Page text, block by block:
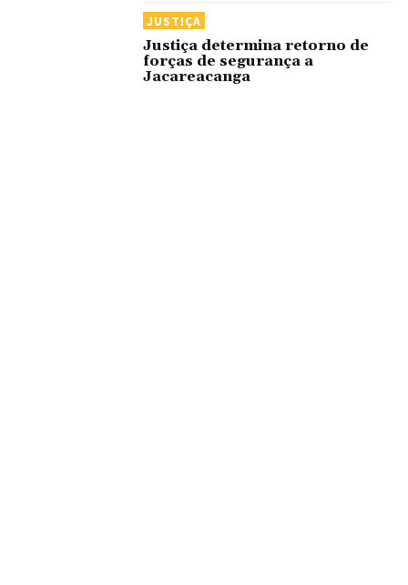
JUSTIÇA
Justiça determina retorno de
forças de segurança a
Jacareacanga